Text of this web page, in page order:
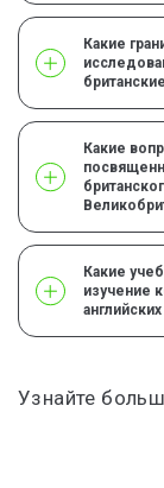
Какие
Какие
Какие
изучение
Узнайте